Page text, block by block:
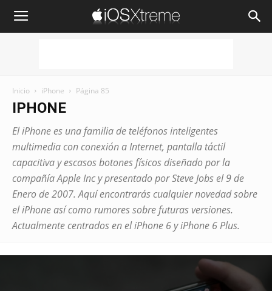
iOSXtreme
Inicio iPhone Página 85
IPHONE
El iPhone es una familia de teléfonos inteligentes
multimedia con conexión a Internet, pantalla táctil
capacitiva y escasos botones físicos diseñado por la
compañía Apple Inc y presentado por Steve Jobs el 9 de
Enero de 2007. Aquí encontrarás cualquier novedad sobre
el iPhone así como rumores sobre futuras versiones.
Actualmente centrados en el iPhone 6 y iPhone 6 Plus.